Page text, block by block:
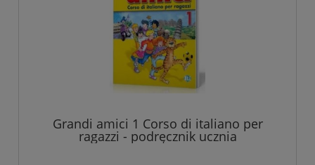
Grandi amici 1 Corso di italiano per
ragazzi - podręcznik ucznia